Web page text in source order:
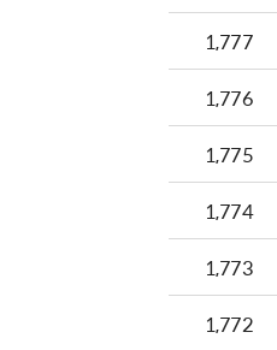
1,777
1,776
1,775
1,774
1,773
1,772